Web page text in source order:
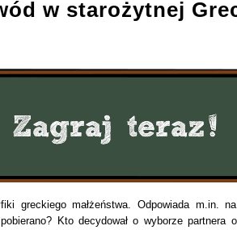
w starożytnej
greckiego małżeństwa. Odpowiada m.in.
Kto decydował o wyborze partnera